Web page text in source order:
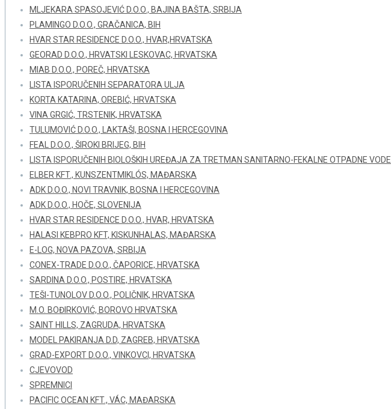
MLJEKARA SPASOJEVIĆ D.O.O., BAJINA BAŠTA, SRBIJA
PLAMINGO D.O.O., GRAČANICA, BIH
HVAR STAR RESIDENCE D.O.O., HVAR,HRVATSKA
GEORAD D.O.O., HRVATSKI LESKOVAC, HRVATSKA
MIAB D.O.O., POREČ, HRVATSKA
LISTA ISPORUČENIH SEPARATORA ULJA
KORTA KATARINA, OREBIĆ, HRVATSKA
VINA GRGIĆ, TRSTENIK, HRVATSKA
TULUMOVIĆ D.O.O., LAKTAŠI, BOSNA I HERCEGOVINA
FEAL D.O.O., ŠIROKI BRIJEG, BIH
LISTA ISPORUČENIH BIOLOŠKIH UREĐAJA ZA TRETMAN SANITARNO-FEKALNE OTPADNE VODE
ELBER KFT., KUNSZENTMIKLÓS, MAĐARSKA
ADK D.O.O., NOVI TRAVNIK, BOSNA I HERCEGOVINA
ADK D.O.O., HOČE, SLOVENIJA
HVAR STAR RESIDENCE D.O.O., HVAR, HRVATSKA
HALASI KEBPRO KFT, KISKUNHALAS, MAĐARSKA
E-LOG, NOVA PAZOVA, SRBIJA
CONEX-TRADE D.O.O., ČAPORICE, HRVATSKA
SARDINA D.O.O., POSTIRE, HRVATSKA
TEŠI-TUNOLOV D.O.O., POLIČNIK, HRVATSKA
M.O. BOĐIRKOVIĆ, BOROVO HRVATSKA
SAINT HILLS, ZAGRUDA, HRVATSKA
MODEL PAKIRANJA D.D, ZAGREB, HRVATSKA
GRAD-EXPORT D.O.O., VINKOVCI, HRVATSKA
CJEVOVOD
SPREMNICI
PACIFIC OCEAN KFT., VÁC, MAĐARSKA